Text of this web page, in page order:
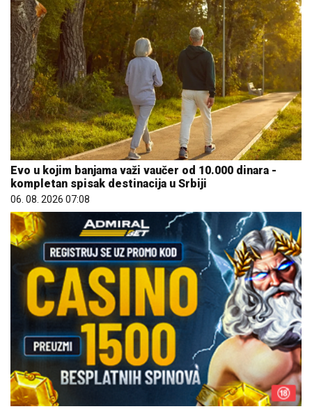
Evo u kojim banjama važi vaučer od 10.000 dinara -
kompletan spisak destinacija u Srbiji
06. 08. 2026 07:08